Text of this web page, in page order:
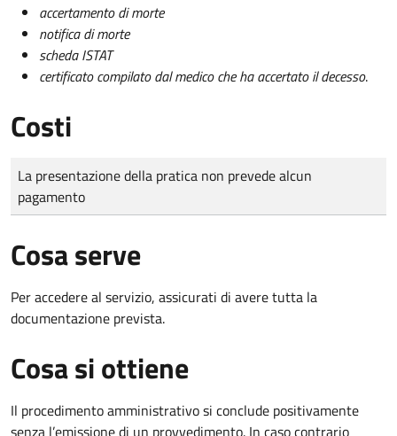
accertamento di morte
notifica di morte
scheda ISTAT
certificato compilato dal medico che ha accertato il decesso.
Costi
Tipo di pagamento
Importo
La presentazione della pratica non prevede alcun
pagamento
Cosa serve
Per accedere al servizio, assicurati di avere tutta la
documentazione prevista.
Cosa si ottiene
Il procedimento amministrativo si conclude positivamente
senza l’emissione di un provvedimento. In caso contrario